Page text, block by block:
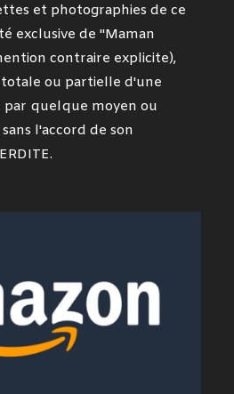
et photographies de ce
exclusive de "Maman
contraire explicite),
ou partielle d'une
quelque moyen ou
l'accord de son